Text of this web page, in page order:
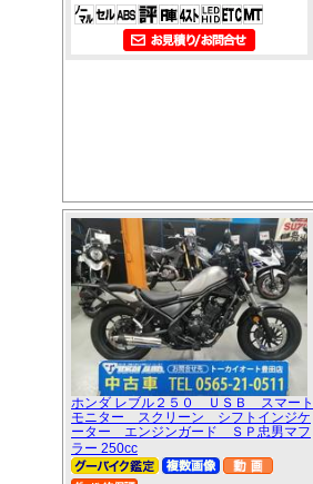
ホンダ レブル２５０ ＵＳＢ スマート
モニター スクリーン シフトインジケ
ーター エンジンガード ＳＰ忠男マフ
ラー 250cc